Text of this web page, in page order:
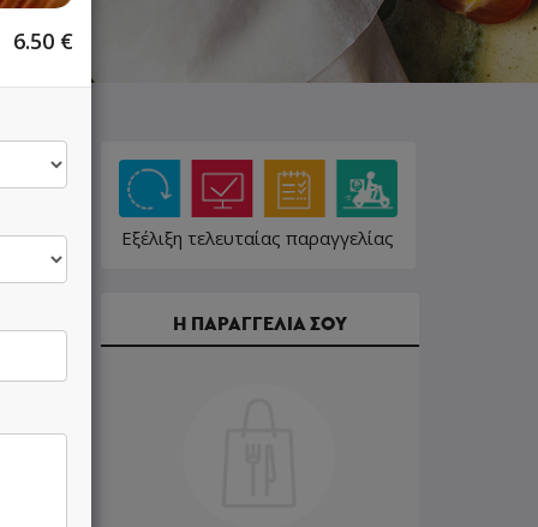
Εξέλιξη τελευταίας παραγγελίας
Η ΠΑΡΑΓΓΕΛΙΑ ΣΟΥ
6.50 €